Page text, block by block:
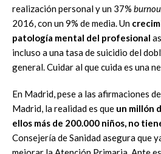
realización personal y un 37% burn
2016, con un 9% de media. Un
patología mental del profesional
incluso a una tasa de suicidio del
general. Cuidar al que cuida es una
En Madrid, pese a las afirmaciones
Madrid, la realidad es que un millón
ellos más de 200.000 niños, no
Consejería deSanidad asegura que